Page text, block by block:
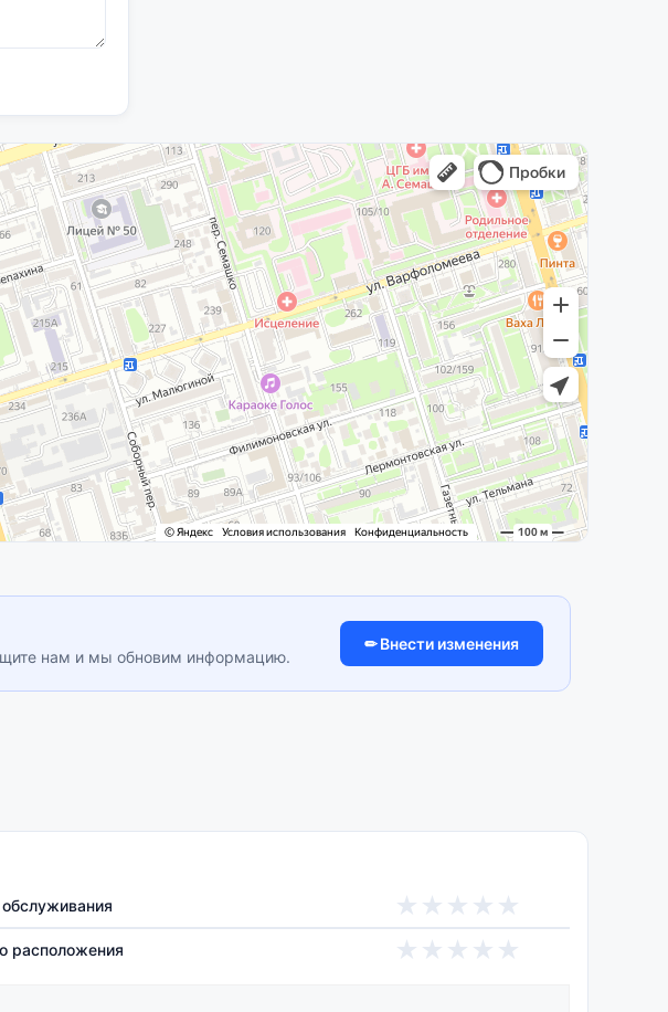
нам и мы обновим информацию.
✏ Внести изменения
★
★
★
★
★
расположения ★
★
★
★
★